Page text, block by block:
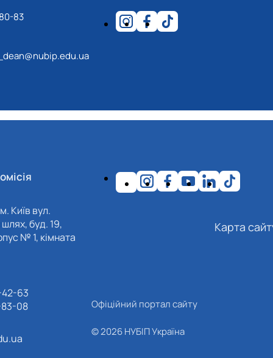
83
Київ вул.
шлях, буд. 19,
№ 1, кімната
63
08
Карта
Офіційний портал сайту
© 2026 НУБІП Україна